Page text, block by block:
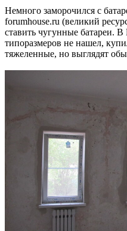
Немного заморочился с
forumhouse.ru (великий
ставить чугунные батареи.
типоразмеров не нашел,
тяжеленные, но выглядят